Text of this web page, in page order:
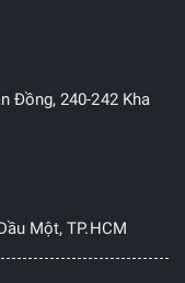
Đồng, 240-242 Kha
Một, TP.HCM